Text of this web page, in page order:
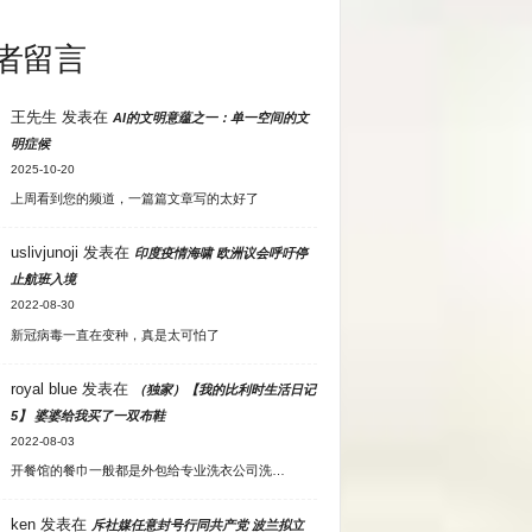
留言
王先生 发表在 AI的文明意蕴之一：单一空间的文
明症候
2025-10-20
上周看到您的频道，一篇篇文章写的太好了
uslivjunoji 发表在 印度疫情海啸 欧洲议会呼吁停
止航班入境
2022-08-30
新冠病毒一直在变种，真是太可怕了
royal blue发表在
（独家）【我的比利时生活日记
5】 婆婆给我买了一双布鞋
2022-08-03
开餐馆的餐巾一般都是外包给专业洗衣公司洗…
ken发表在 斥社媒任意封号行同共产党 波兰拟立